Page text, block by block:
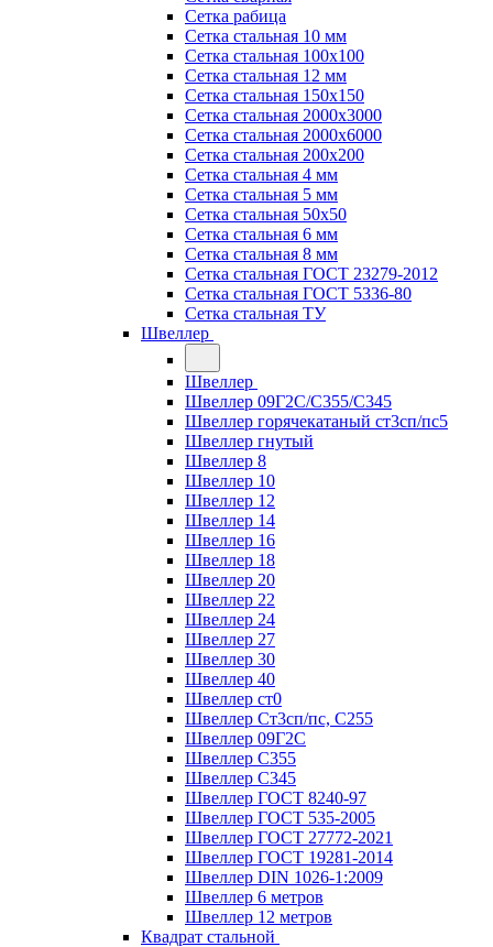
Сетка рабица
Сетка стальная 10 мм
Сетка стальная 100х100
Сетка стальная 12 мм
Сетка стальная 150х150
Сетка стальная 2000х3000
Сетка стальная 2000х6000
Сетка стальная 200х200
Сетка стальная 4 мм
Сетка стальная 5 мм
Сетка стальная 50х50
Сетка стальная 6 мм
Сетка стальная 8 мм
Сетка стальная ГОСТ 23279-2012
Сетка стальная ГОСТ 5336-80
Сетка стальная ТУ
Швеллер
Швеллер
Швеллер 09Г2С/С355/С345
Швеллер горячекатаный ст3сп/пс5
Швеллер гнутый
Швеллер 8
Швеллер 10
Швеллер 12
Швеллер 14
Швеллер 16
Швеллер 18
Швеллер 20
Швеллер 22
Швеллер 24
Швеллер 27
Швеллер 30
Швеллер 40
Швеллер ст0
Швеллер Ст3сп/пс, С255
Швеллер 09Г2С
Швеллер С355
Швеллер С345
Швеллер ГОСТ 8240-97
Швеллер ГОСТ 535-2005
Швеллер ГОСТ 27772-2021
Швеллер ГОСТ 19281-2014
Швеллер DIN 1026-1:2009
Швеллер 6 метров
Швеллер 12 метров
Квадрат стальной